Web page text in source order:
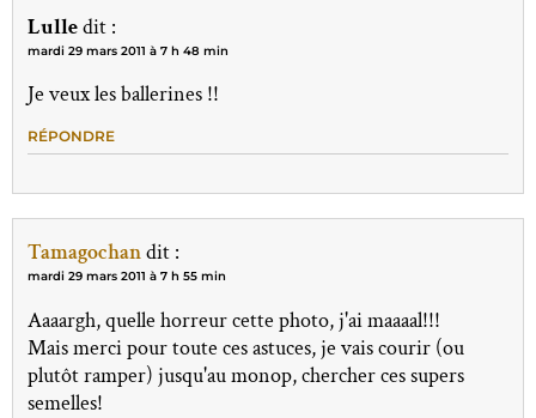
Lulledit :
mardi 29 mars 2011 à 7 h 48 min
Je veux les ballerines !!
RÉPONDRE
Tamagochandit :
mardi 29 mars 2011 à 7 h 55 min
Aaaargh, quelle horreur cette photo, j'ai maaaal!!!
Mais merci pour toute ces astuces, je vais courir (ou
plutôt ramper) jusqu'au monop, chercher ces supers
semelles!